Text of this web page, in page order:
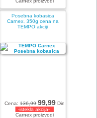
Posebna kobasica
Carnex, 350g cena na
TEMPO akciji
Cena:136,99 99,99 Din
-istekla akcija-
Carnex proizvodi